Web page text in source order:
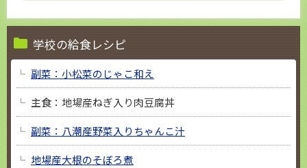
学校の給食レシピ
副菜：小松菜のじゃこ和え
主食：地場産ねぎ入り肉豆腐丼
副菜：八潮産野菜入りちゃんこ汁
地場産大根のそぼろ煮